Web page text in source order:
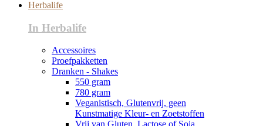
Herbalife
In Herbalife
Accessoires
Proefpakketten
Dranken - Shakes
550 gram
780 gram
Veganistisch, Glutenvrij, geen
Kunstmatige Kleur- en Zoetstoffen